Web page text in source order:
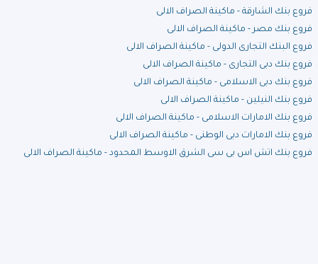
فروع بنك الشارقة - ماكينة الصراف الالى
فروع بنك مصر - ماكينة الصراف الالى
فروع البنك التجارى الدولى - ماكينة الصراف الالى
فروع بنك دبى التجارى - ماكينة الصراف الالى
فروع بنك دبى الاسلامى - ماكينة الصراف الالى
فروع بنك النيلين - ماكينة الصراف الالى
فروع بنك الامارات الاسلامى - ماكينة الصراف الالى
فروع بنك الامارات دبى الوطنى - ماكينة الصراف الالى
فروع بنك اتش اس بى سى الشرق الاوسط المحدود - ماكينة الصراف الالى